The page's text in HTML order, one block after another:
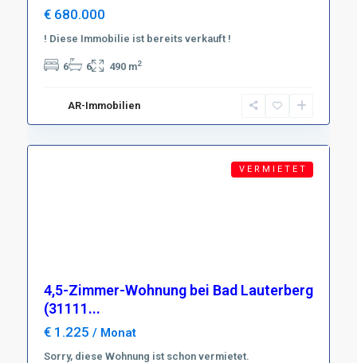
€ 680.000
! Diese Immobilie ist bereits verkauft !
6 6 490 m2
AR-Immobilien
Region
Harz
,
V E R M I E T E T
4,5-Zimmer-Wohnung bei Bad Lauterberg
(31111...
€ 1.225 / Monat
Sorry, diese Wohnung ist schon vermietet.